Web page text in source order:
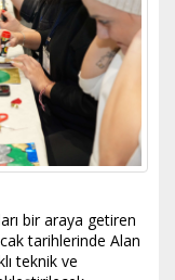
bir araya getiren
tarihlerinde Alan
teknik ve